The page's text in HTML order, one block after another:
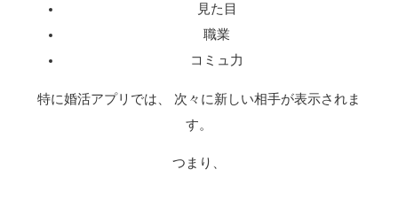
見た目
職業
コミュ力
特に婚活アプリでは、 次々に新しい相手が表示されま
す。
つまり、